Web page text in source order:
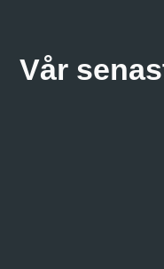
Vår